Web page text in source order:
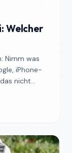
Welcher
Nimm was
iPhone-
nicht